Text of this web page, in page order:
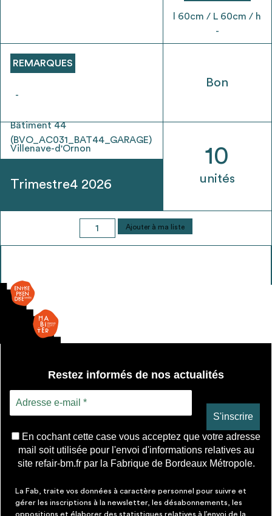
* Attention, l’ajout des matériaux à sa liste et son envoi ne
voirFAQ
REMARQUES
-
Bâtiment 44
(BVO_AC031_BAT44_GARAGE)
Villenave-d'Ornon
Trimestre4 2026
l 60cm / L 60cm / h
-
Bon
10
unités
quantité
de
Ajouter à ma liste
Restez informés de nos actualités
En cochant cette case vous acceptez que votre adresse
mail soit utilisée pour l'envoi d'informations relatives au
site refair-bm.fr par la Fabrique de Bordeaux Métropole.
La Fab, traite vos données à caractère personnel pour suivre et
gérer les inscriptions à la newsletter, les désabonnements, les
oppositions et élaborer des statistiques relatives à l’envoi de la